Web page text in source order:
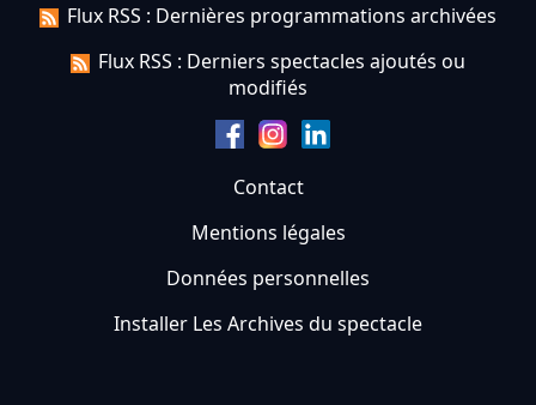
Flux RSS : Dernières programmations archivées
Flux RSS : Derniers spectacles ajoutés ou
modifiés
Contact
Mentions légales
Données personnelles
Installer Les Archives du spectacle